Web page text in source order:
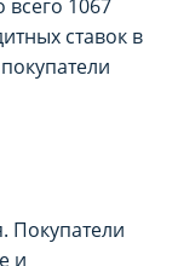
1067
ставок в
Покупатели
и